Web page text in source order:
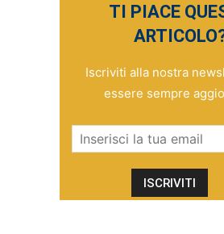
TI PIACE
Iscriviti alla nostra
essere sempre